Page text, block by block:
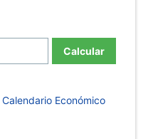
Calcular
Calendario Económico